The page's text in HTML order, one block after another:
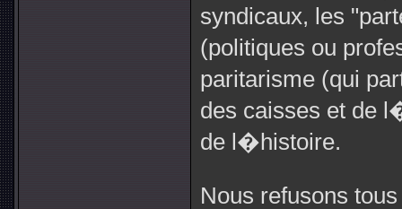
syndicaux, les
(politiques ou
paritarisme (qui
des caisses et de
de l�histoire.
Nous refusons